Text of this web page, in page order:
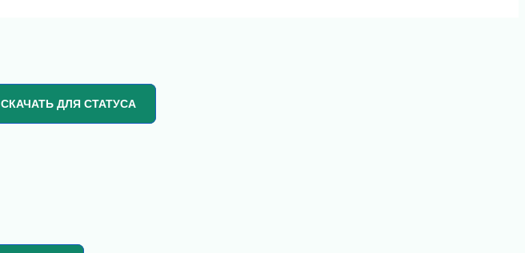
СКАЧАТЬ ДЛЯ СТАТУСА